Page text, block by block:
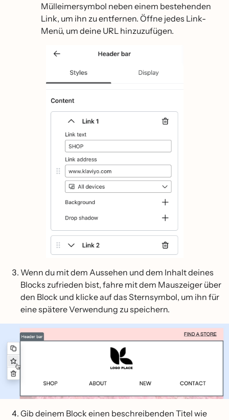
Mülleimersymbol neben einem bestehenden
Link, um ihn zu entfernen. Öffne jedes Link-
Menü, um deine URL hinzuzufügen.
Wenn du mit dem Aussehen und dem Inhalt deines
Blocks zufrieden bist, fahre mit dem Mauszeiger über
den Block und klicke auf das Sternsymbol, um ihn für
eine spätere Verwendung zu speichern.
Gib deinem Block einen beschreibenden Titel wie